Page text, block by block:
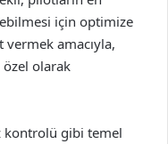
için optimize
amacıyla,
özel olarak
kontrolü gibi temel